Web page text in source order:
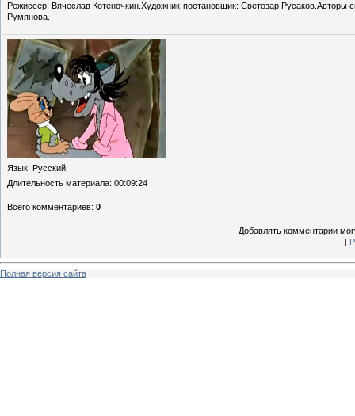
Режиссер: Вячеслав Котеночкин.Художник-постановщик: Светозар
Румянова.
Язык: Русский
Длительность материала: 00:09:24
Всего комментариев: 0
Добавлять комментарии
[
Полная версия сайта